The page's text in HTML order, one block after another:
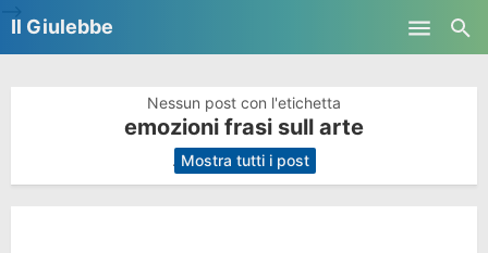
Il Giulebbe
Nessun post con l'etichetta
emozioni frasi sull arte
. Mostra tutti i post